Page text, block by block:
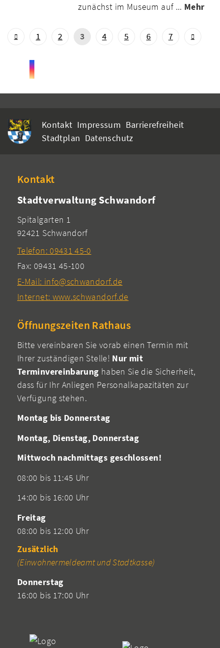
zunächst im Museum auf ... Mehr
1 2 3 4 5 6 7
Kontakt Impressum Barrierefreiheit
Stadtplan Datenschutz
Kontakt
Stadtverwaltung Schwandorf
Spitalgarten 1
92421 Schwandorf
Telefon: 09431 45-0
Fax: 09431 45-100
E-Mail: info@schwandorf.de
Internet: www.schwandorf.de
Öffnungszeiten Rathaus
Bitte vereinbaren Sie vorab einen Termin mit
Ihrer zuständigen Stelle! Nur mit
Terminvereinbarung haben Sie die Sicherheit,
dass für Ihr Anliegen Personalkapazitäten zur
Verfügung stehen.
Montag bis Donnerstag
Montag, Dienstag, Donnerstag
Mittwoch nachmittags geschlossen!
08:00 bis 11:45 Uhr
14:00 bis 16:00 Uhr
Freitag
08:00 bis 12:00 Uhr
Zusätzlich
(Einwohnermeldeamt und Stadtkasse)
Donnerstag
16:00 bis 17:00 Uhr